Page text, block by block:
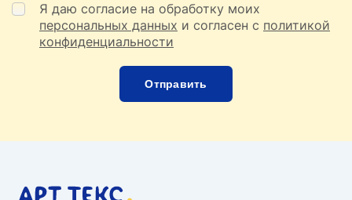
Я даю согласие на обработку моих
персональных данных и согласен с политикой
конфиденциальности